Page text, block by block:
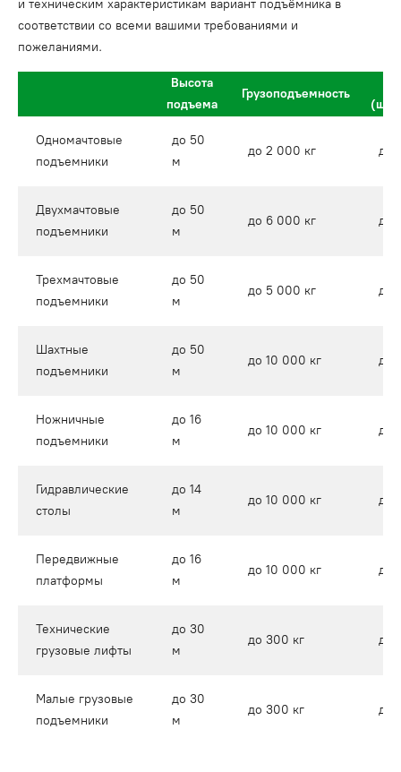
и техническим характеристикам вариант подъёмника в
соответствии со всеми вашими требованиями и
пожеланиями.
Высота
подъема
Грузоподъемность
Одномачтовые
подъемники
до 50
м
до 2 000 кг до
Двухмачтовые
подъемники
до 50
м
до 6 000 кг до
Трехмачтовые
подъемники
до 50
м
до 5 000 кг до
Шахтные
подъемники
до 50
м
до 10 000 кг до
Ножничные
подъемники
до 16
м
до 10 000 кг до
Гидравлические
столы
до 14
м
до 10 000 кг до
Передвижные
платформы
до 16
м
до 10 000 кг до
Технические
грузовые лифты
до 30
м
до 300 кг до
Малые грузовые
подъемники
до 30
м
до 300 кг до